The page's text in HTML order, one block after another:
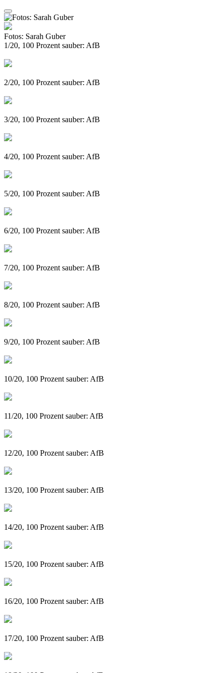
Fotos: Sarah Guber
1/20, 100 Prozent sauber: AfB
2/20, 100 Prozent sauber: AfB
3/20, 100 Prozent sauber: AfB
4/20, 100 Prozent sauber: AfB
5/20, 100 Prozent sauber: AfB
6/20, 100 Prozent sauber: AfB
7/20, 100 Prozent sauber: AfB
8/20, 100 Prozent sauber: AfB
9/20, 100 Prozent sauber: AfB
10/20, 100 Prozent sauber: AfB
11/20, 100 Prozent sauber: AfB
12/20, 100 Prozent sauber: AfB
13/20, 100 Prozent sauber: AfB
14/20, 100 Prozent sauber: AfB
15/20, 100 Prozent sauber: AfB
16/20, 100 Prozent sauber: AfB
17/20, 100 Prozent sauber: AfB